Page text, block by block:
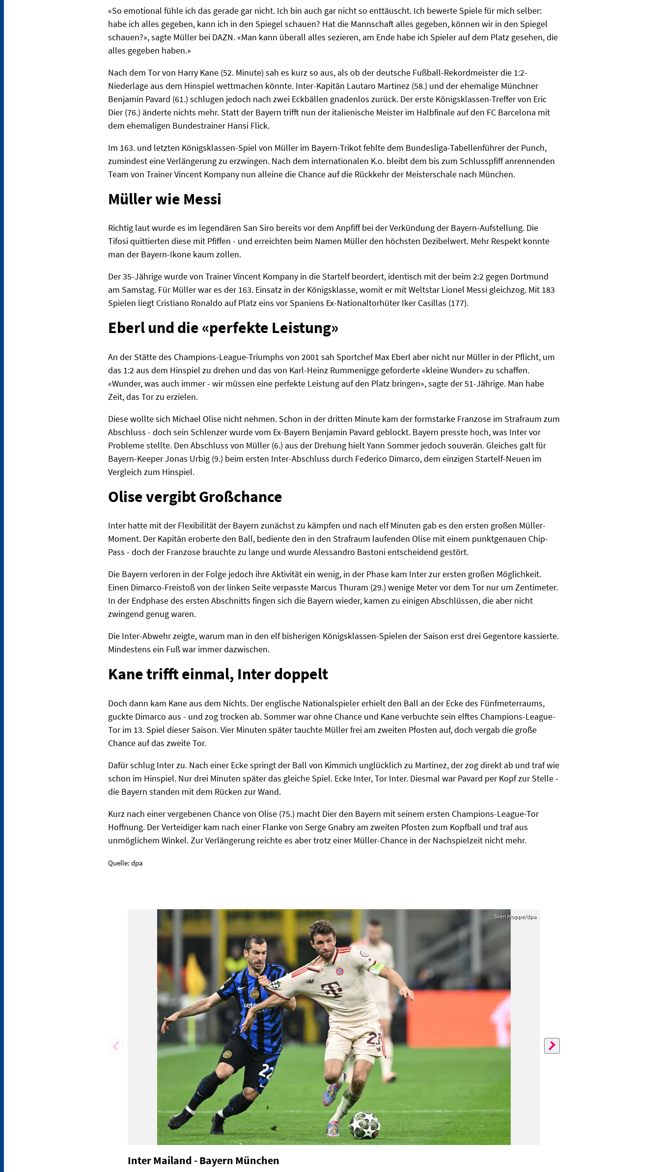
«So emotional fühle ich das gerade gar nicht. Ich bin auch gar nicht so enttäuscht. Ich bewerte Spiele für mich selber:
habe ich alles gegeben, kann ich in den Spiegel schauen? Hat die Mannschaft alles gegeben, können wir in den Spiegel
schauen?», sagte Müller bei DAZN. «Man kann überall alles sezieren, am Ende habe ich Spieler auf dem Platz gesehen, die
alles gegeben haben.»
Nach dem Tor von Harry Kane (52. Minute) sah es kurz so aus, als ob der deutsche Fußball-Rekordmeister die 1:2-
Niederlage aus dem Hinspiel wettmachen könnte. Inter-Kapitän Lautaro Martinez (58.) und der ehemalige Münchner
Benjamin Pavard (61.) schlugen jedoch nach zwei Eckbällen gnadenlos zurück. Der erste Königsklassen-Treffer von Eric
Dier (76.) änderte nichts mehr. Statt der Bayern trifft nun der italienische Meister im Halbfinale auf den FC Barcelona mit
dem ehemaligen Bundestrainer Hansi Flick.
Im 163. und letzten Königsklassen-Spiel von Müller im Bayern-Trikot fehlte dem Bundesliga-Tabellenführer der Punch,
zumindest eine Verlängerung zu erzwingen. Nach dem internationalen K.o. bleibt dem bis zum Schlusspfiff anrennenden
Team von Trainer Vincent Kompany nun alleine die Chance auf die Rückkehr der Meisterschale nach München.
Müller wie Messi
Richtig laut wurde es im legendären San Siro bereits vor dem Anpfiff bei der Verkündung der Bayern-Aufstellung. Die
Tifosi quittierten diese mit Pfiffen - und erreichten beim Namen Müller den höchsten Dezibelwert. Mehr Respekt konnte
man der Bayern-Ikone kaum zollen.
Der 35-Jährige wurde von Trainer Vincent Kompany in die Startelf beordert, identisch mit der beim 2:2 gegen Dortmund
am Samstag. Für Müller war es der 163. Einsatz in der Königsklasse, womit er mit Weltstar Lionel Messi gleichzog. Mit 183
Spielen liegt Cristiano Ronaldo auf Platz eins vor Spaniens Ex-Nationaltorhüter Iker Casillas (177).
Eberl und die «perfekte Leistung»
An der Stätte des Champions-League-Triumphs von 2001 sah Sportchef Max Eberl aber nicht nur Müller in der Pflicht, um
das 1:2 aus dem Hinspiel zu drehen und das von Karl-Heinz Rummenigge geforderte «kleine Wunder» zu schaffen.
«Wunder, was auch immer - wir müssen eine perfekte Leistung auf den Platz bringen», sagte der 51-Jährige. Man habe
Zeit, das Tor zu erzielen.
Diese wollte sich Michael Olise nicht nehmen. Schon in der dritten Minute kam der formstarke Franzose im Strafraum zum
Abschluss - doch sein Schlenzer wurde vom Ex-Bayern Benjamin Pavard geblockt. Bayern presste hoch, was Inter vor
Probleme stellte. Den Abschluss von Müller (6.) aus der Drehung hielt Yann Sommer jedoch souverän. Gleiches galt für
Bayern-Keeper Jonas Urbig (9.) beim ersten Inter-Abschluss durch Federico Dimarco, dem einzigen Startelf-Neuen im
Vergleich zum Hinspiel.
Olise vergibt Großchance
Inter hatte mit der Flexibilität der Bayern zunächst zu kämpfen und nach elf Minuten gab es den ersten großen Müller-
Moment. Der Kapitän eroberte den Ball, bediente den in den Strafraum laufenden Olise mit einem punktgenauen Chip-
Pass - doch der Franzose brauchte zu lange und wurde Alessandro Bastoni entscheidend gestört.
Die Bayern verloren in der Folge jedoch ihre Aktivität ein wenig, in der Phase kam Inter zur ersten großen Möglichkeit.
Einen Dimarco-Freistoß von der linken Seite verpasste Marcus Thuram (29.) wenige Meter vor dem Tor nur um Zentimeter.
In der Endphase des ersten Abschnitts fingen sich die Bayern wieder, kamen zu einigen Abschlüssen, die aber nicht
zwingend genug waren.
Die Inter-Abwehr zeigte, warum man in den elf bisherigen Königsklassen-Spielen der Saison erst drei Gegentore kassierte.
Mindestens ein Fuß war immer dazwischen.
Kane trifft einmal, Inter doppelt
Doch dann kam Kane aus dem Nichts. Der englische Nationalspieler erhielt den Ball an der Ecke des Fünfmeterraums,
guckte Dimarco aus - und zog trocken ab. Sommer war ohne Chance und Kane verbuchte sein elftes Champions-League-
Tor im 13. Spiel dieser Saison. Vier Minuten später tauchte Müller frei am zweiten Pfosten auf, doch vergab die große
Chance auf das zweite Tor.
Dafür schlug Inter zu. Nach einer Ecke springt der Ball von Kimmich unglücklich zu Martinez, der zog direkt ab und traf wie
schon im Hinspiel. Nur drei Minuten später das gleiche Spiel. Ecke Inter, Tor Inter. Diesmal war Pavard per Kopf zur Stelle -
die Bayern standen mit dem Rücken zur Wand.
Kurz nach einer vergebenen Chance von Olise (75.) macht Dier den Bayern mit seinem ersten Champions-League-Tor
Hoffnung. Der Verteidiger kam nach einer Flanke von Serge Gnabry am zweiten Pfosten zum Kopfball und traf aus
unmöglichem Winkel. Zur Verlängerung reichte es aber trotz einer Müller-Chance in der Nachspielzeit nicht mehr.
Quelle: dpa
Sven Hoppe/dpa
Inter Mailand - Bayern München